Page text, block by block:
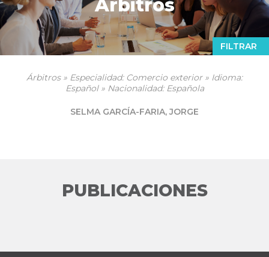
Árbitros
FILTRAR
Árbitros » Especialidad: Comercio exterior » Idioma:
Español » Nacionalidad: Española
SELMA GARCÍA-FARIA, JORGE
PUBLICACIONES